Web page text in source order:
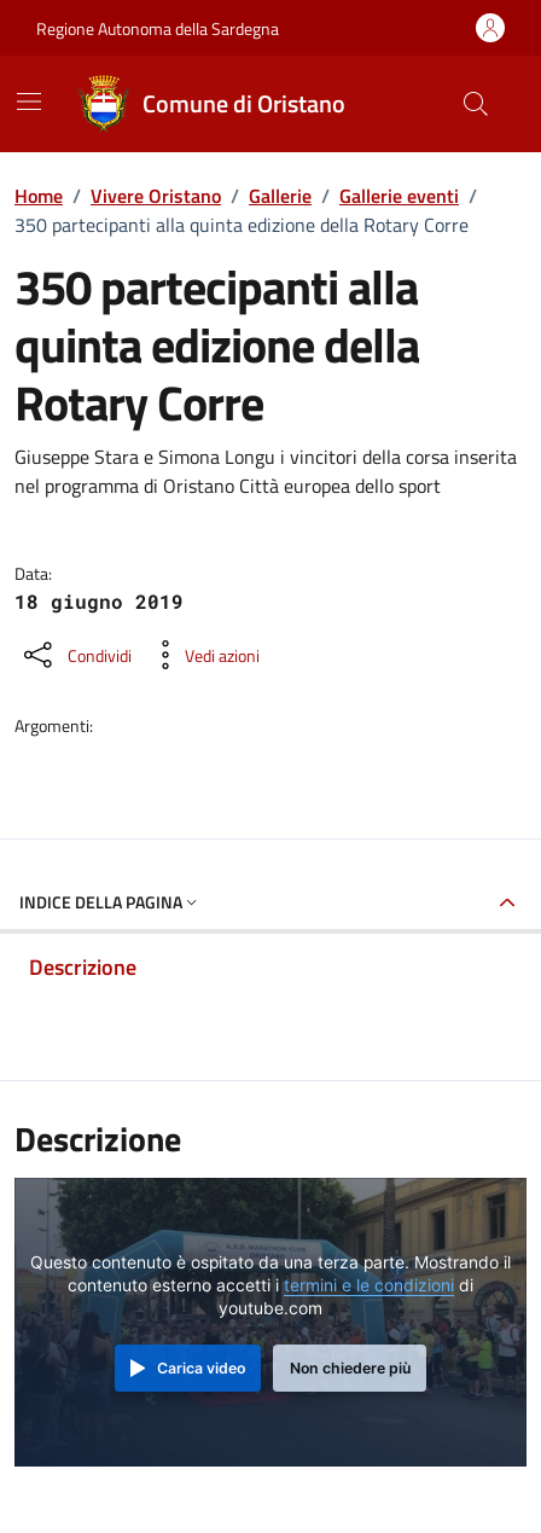
Regione Autonoma della Sardegna
Comune di Oristano
Home / Vivere Oristano / Gallerie / Gallerie eventi /
350 partecipanti alla quinta edizione della Rotary Corre
350 partecipanti alla
quinta edizione della
Rotary Corre
Dettaglio della galleria di
Giuseppe Stara e Simona Longu i vincitori della corsa inserita
nel programma di Oristano Città europea dello sport
Data:
18 giugno 2019
Condividi Vedi azioni
Argomenti:
INDICE DELLA PAGINA
Descrizione
Descrizione
Questo contenuto è ospitato da una terza parte. Mostrando il
contenuto esterno accetti itermini e le condizioni di
youtube.com
Carica video Non chiedere più